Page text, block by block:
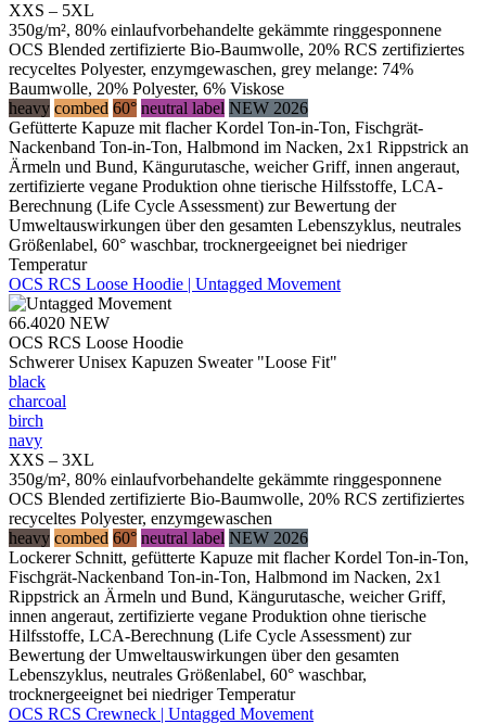
XXS – 5XL
350g/m², 80% einlaufvorbehandelte gekämmte ringgesponnene
OCS Blended zertifizierte Bio-Baumwolle, 20% RCS zertifiziertes
recyceltes Polyester, enzymgewaschen, grey melange: 74%
Baumwolle, 20% Polyester, 6% Viskose
heavy combed 60° neutral label NEW 2026
Gefütterte Kapuze mit flacher Kordel Ton-in-Ton, Fischgrät-
Nackenband Ton-in-Ton, Halbmond im Nacken, 2x1 Rippstrick an
Ärmeln und Bund, Kängurutasche, weicher Griff, innen angeraut,
zertifizierte vegane Produktion ohne tierische Hilfsstoffe, LCA-
Berechnung (Life Cycle Assessment) zur Bewertung der
Umweltauswirkungen über den gesamten Lebenszyklus, neutrales
Größenlabel, 60° waschbar, trocknergeeignet bei niedriger
Temperatur
OCS RCS Loose Hoodie | Untagged Movement
66.4020 NEW
OCS RCS Loose Hoodie
Schwerer Unisex Kapuzen Sweater "Loose Fit"
black
charcoal
birch
navy
XXS – 3XL
350g/m², 80% einlaufvorbehandelte gekämmte ringgesponnene
OCS Blended zertifizierte Bio-Baumwolle, 20% RCS zertifiziertes
recyceltes Polyester, enzymgewaschen
heavy combed 60° neutral label NEW 2026
Lockerer Schnitt, gefütterte Kapuze mit flacher Kordel Ton-in-Ton,
Fischgrät-Nackenband Ton-in-Ton, Halbmond im Nacken, 2x1
Rippstrick an Ärmeln und Bund, Kängurutasche, weicher Griff,
innen angeraut, zertifizierte vegane Produktion ohne tierische
Hilfsstoffe, LCA-Berechnung (Life Cycle Assessment) zur
Bewertung der Umweltauswirkungen über den gesamten
Lebenszyklus, neutrales Größenlabel, 60° waschbar,
trocknergeeignet bei niedriger Temperatur
OCS RCS Crewneck | Untagged Movement